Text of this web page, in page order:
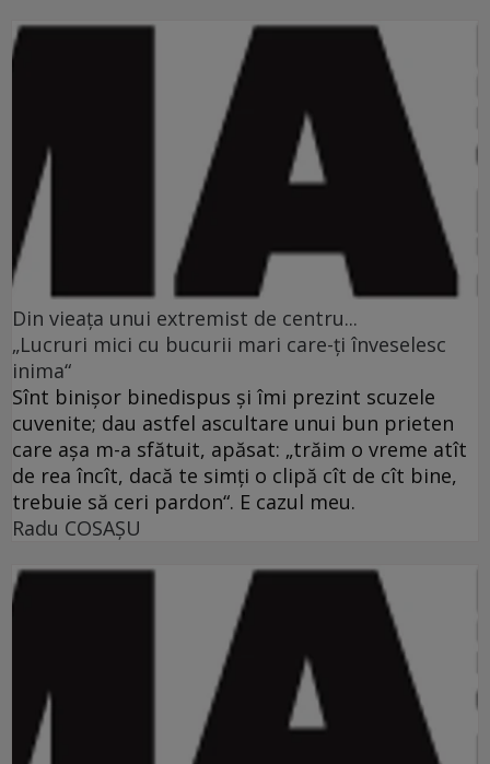
Din vieaţa unui extremist de centru...
„Lucruri mici cu bucurii mari care-ţi înveselesc
inima“
Sînt binişor binedispus şi îmi prezint scuzele
cuvenite; dau astfel ascultare unui bun prieten
care aşa m-a sfătuit, apăsat: „trăim o vreme atît
de rea încît, dacă te simţi o clipă cît de cît bine,
trebuie să ceri pardon“. E cazul meu.
Radu COSAŞU